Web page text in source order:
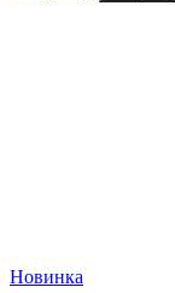
Новинка